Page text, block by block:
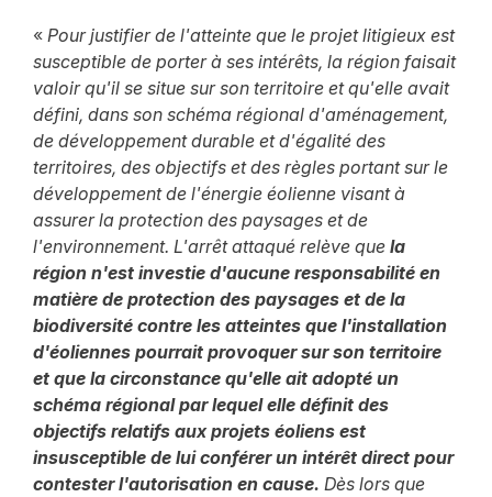
«Pour justifier de l'atteinte que le projet litigieux est
susceptible de porter à ses intérêts, la région faisait
valoir qu'il se situe sur son territoire et qu'elle avait
défini, dans son schéma régional d'aménagement,
de développement durable et d'égalité des
territoires, des objectifs et des règles portant sur le
développement de l'énergie éolienne visant à
assurer la protection des paysages et de
l'environnement. L'arrêt attaqué relève que la
région n'est investie d'aucune responsabilité en
matière de protection des paysages et de la
biodiversité contre les atteintes que l'installation
d'éoliennes pourrait provoquer sur son territoire
et que la circonstance qu'elle ait adopté un
schéma régional par lequel elle définit des
objectifs relatifs aux projets éoliens est
insusceptible de lui conférer un intérêt direct pour
contester l'autorisation en cause. Dès lors que